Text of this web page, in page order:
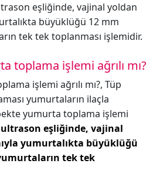
eşliğinde, vajinal yoldan
büyüklüğü 12 mm
tek tek toplanması işlemidir.
toplama işlemi ağrılı mı?
işlemi ağrılı mı?, Tüp
yumurtaların ilaçla
yumurta toplama işlemi
eşliğinde, vajinal
yumurtalıkta büyüklüğü
tek tek